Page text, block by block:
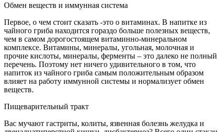
Обмен веществ и иммунная система
Первое, о чем стоит сказать -это о витаминах. В напитке из
чайного гриба находится гораздо больше полезных веществ,
чем в самом дорогостоящем витаминно-минеральном
комплексе. Витамины, минералы, угольная, молочная и
прочие кислоты, минералы, ферменты – это далеко не полный
перечень. Поэтому нет ничего удивительного в том, что
напиток из чайного гриба самым положительным образом
влияет на работу иммунной системы и нормализует обмен
веществ.
Пищеварительный тракт
Вас мучают гастриты, колиты, язвенная болезнь желудка и